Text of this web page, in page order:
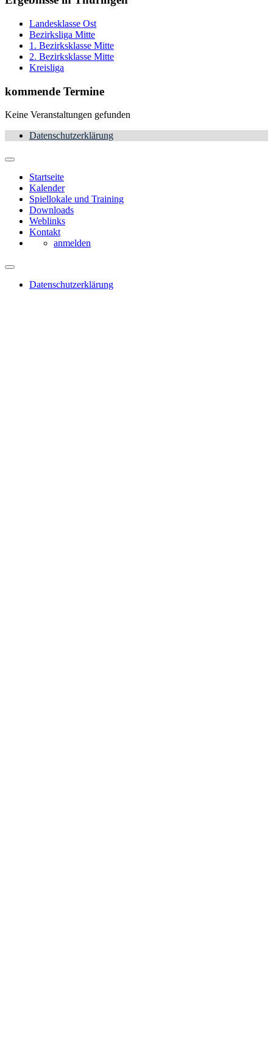
Landesklasse Ost
Bezirksliga Mitte
1. Bezirksklasse Mitte
2. Bezirksklasse Mitte
Kreisliga
kommende Termine
Keine Veranstaltungen gefunden
Datenschutzerklärung
Startseite
Kalender
Spiellokale und Training
Downloads
Weblinks
Kontakt
anmelden
Datenschutzerklärung